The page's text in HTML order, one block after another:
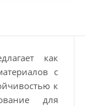
как
с
к
для